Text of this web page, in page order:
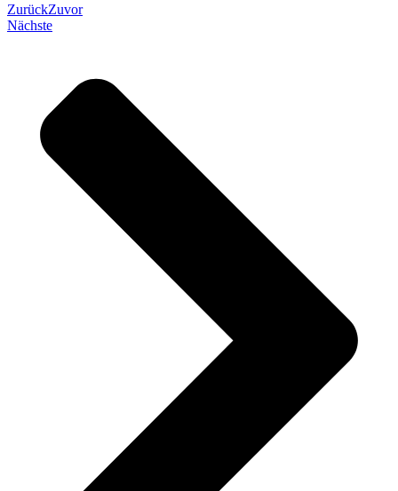
ZurückZuvor
Nächste